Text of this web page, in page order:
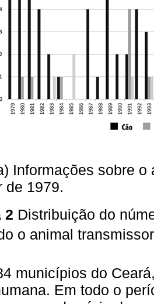
Informações sobre
de 1979.
2 Distribuição do
o animal
municípios do
Em todo o